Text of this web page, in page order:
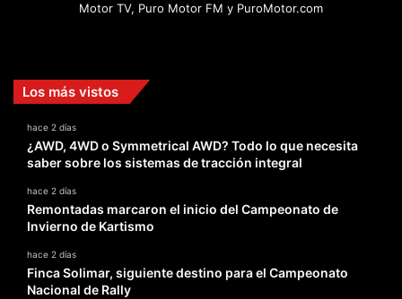
Motor TV, Puro Motor FM y PuroMotor.com
Los más vistos
hace 2 días
¿AWD, 4WD o Symmetrical AWD? Todo lo que necesita
saber sobre los sistemas de tracción integral
hace 2 días
Remontadas marcaron el inicio del Campeonato de
Invierno de Kartismo
hace 2 días
Finca Solimar, siguiente destino para el Campeonato
Nacional de Rally